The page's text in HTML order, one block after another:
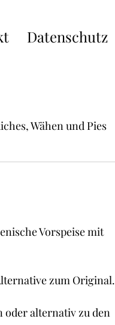
Datenschutz
Wähen und Pies
Vorspeise mit
zum Original.
oder alternativ zu den